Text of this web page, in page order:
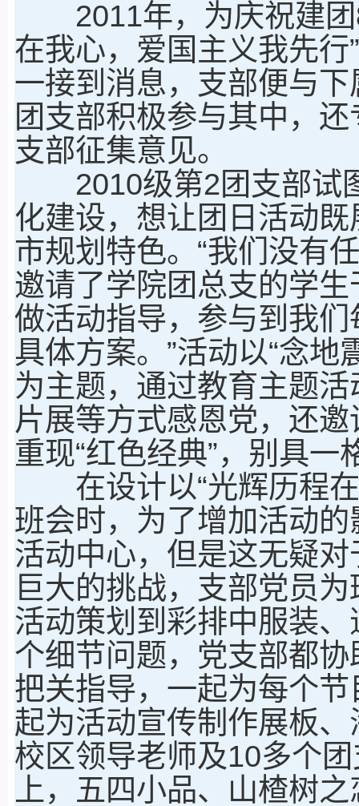
2011年，为庆祝建团
在我心，爱国主义我先
一接到消息，支部便与
团支部积极参与其中，
支部征集意见。
2010级第2团支部试
化建设，想让团日活动既
市规划特色。“我们没有
邀请了学院团总支的学
做活动指导，参与到我
具体方案。”活动以“念
为主题，通过教育主题
片展等方式感恩党，还
重现“红色经典”，别具
在设计以“光辉历程在
班会时，为了增加活动
活动中心，但是这无疑对
巨大的挑战，支部党员
活动策划到彩排中服装
个细节问题，党支部都
把关指导，一起为每个
起为活动宣传制作展板
校区领导老师及10多个
上，五四小品、山楂树